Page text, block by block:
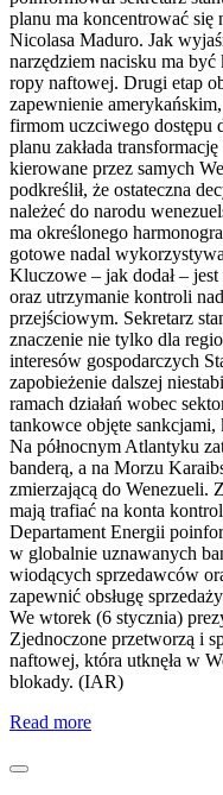
planu ma koncentrować się
Nicolasa Maduro. Jak
narzędziem nacisku ma
ropy naftowej. Drugi etap
zapewnienie
firmom uczciwego dostępu
planu zakłada
kierowane przez samych
podkreślił, że ostateczna
należeć do narodu
ma określonego
gotowe nadal
Kluczowe – jak dodał –
oraz utrzymanie kontroli
przejściowym. Sekretarz
znaczenie nie tylko dla
interesów gospodarczych
zapobieżenie dalszej
ramach działań wobec
tankowce objęte sankcjami,
Na północnym Atlantyku
banderą, a na Morzu
zmierzającą do Wenezueli.
mają trafiać na konta
Departament Energii
w globalnie uznawanych
wiodących sprzedawców
zapewnić obsługę
We wtorek (6 stycznia)
Zjednoczone przetworzą i
naftowej, która utknęła w
blokady. (IAR)
Read more